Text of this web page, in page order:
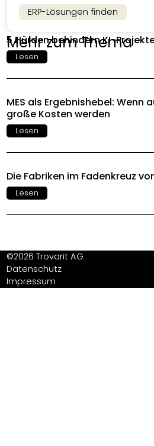
ERP-Lösungen finden
Mehr zum Thema
5 Hürden behindern KI-
Lesen
MES als Ergebnishebel: Wenn
große Kosten werden
Lesen
Die Fabriken im Fadenkreuz
Lesen
©2026 Trovarit AG
Datenschutz
Impressum